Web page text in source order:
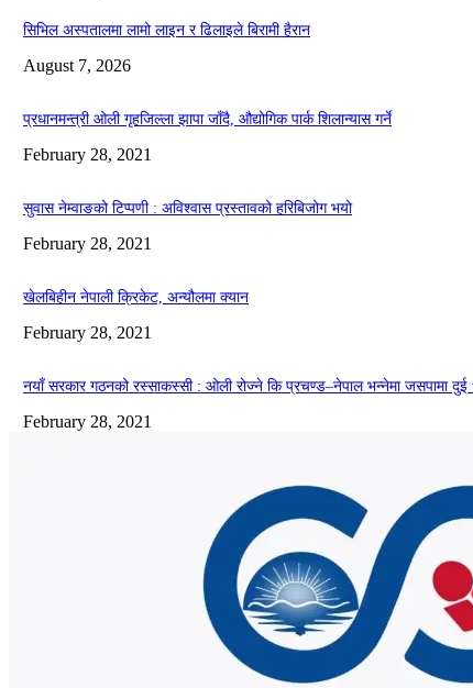
सिभिल अस्पतालमा लामो लाइन र ढिलाइले बिरामी हैरान
August 7, 2026
प्रधानमन्त्री ओली गृहजिल्ला झापा जाँदै, औद्योगिक पार्क शिलान्यास गर्ने
February 28, 2021
सुवास नेम्वाङको टिप्पणी : अविश्वास प्रस्तावको हरिबिजोग भयो
February 28, 2021
खेलबिहीन नेपाली क्रिकेट, अन्यौलमा क्यान
February 28, 2021
नयाँ सरकार गठनको रस्साकस्सी : ओली रोज्ने कि प्रचण्ड–नेपाल भन्नेमा जसपामा दुई
February 28, 2021